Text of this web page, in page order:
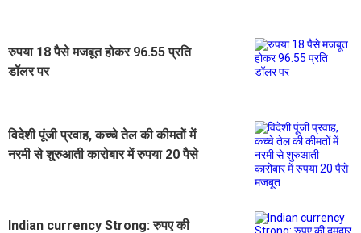
रुपया 18 पैसे मजबूत होकर 96.55 प्रति
डॉलर पर
विदेशी पूंजी प्रवाह, कच्चे तेल की कीमतों में
नरमी से शुरुआती कारोबार में रुपया 20 पैसे
Indian currency Strong: रुपए की